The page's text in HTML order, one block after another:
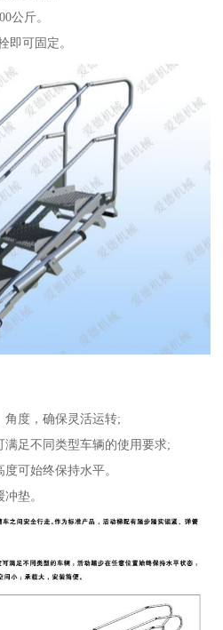
公斤。
即可固定。
角度，确保灵活运转;
足不同类型车辆的使用要求;
可始终保持水平。
垫。